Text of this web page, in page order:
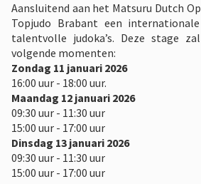
Aansluitend aan het Matsuru Dutch
Topjudo Brabant een
talentvolle judoka’s. Deze stage
volgende momenten:
Zondag 11 januari 2026
16:00 uur - 18:00 uur.
Maandag 12 januari 2026
09:30 uur - 11:30 uur
15:00 uur - 17:00 uur
Dinsdag 13 januari 2026
09:30 uur - 11:30 uur
15:00 uur - 17:00 uur